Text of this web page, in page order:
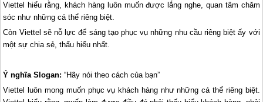
Viettel hiểu rằng, khách hàng luôn muốn được lắng nghe, quan tâm chăm
sóc như những cá thể riêng biệt.
Còn Viettel sẽ nỗ lực để sáng tạo phục vụ những nhu cầu riêng biệt ấy với
một sự chia sẻ, thấu hiểu nhất.
Ý nghĩa Slogan:“Hãy nói theo cách của bạn”
Viettel luôn mong muốn phục vụ khách hàng như những cá thể riêng biệt.